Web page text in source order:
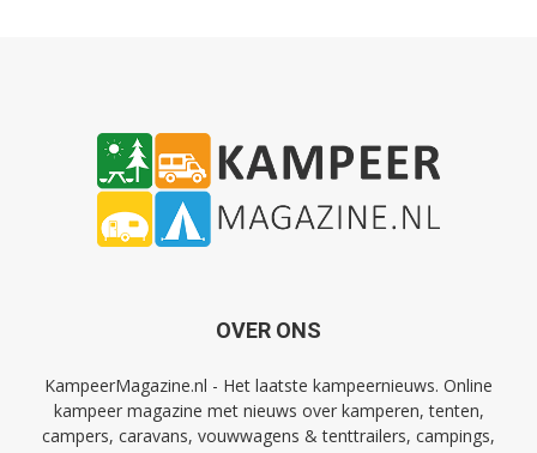
OVER ONS
KampeerMagazine.nl - Het laatste kampeernieuws. Online
kampeer magazine met nieuws over kamperen, tenten,
campers, caravans, vouwwagens & tenttrailers, campings,